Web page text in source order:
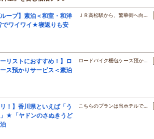
ループ】素泊＜和室・和洋
でワイワイ★寝返りも安
ＪＲ高松駅から、繁華街へ向…
リストにおすすめ！】ロ
ス預かりサービス＜素泊
ロードバイク梱包ケース預か…
！】香川県といえば「う
★「ヤドンのさぬきうど
こちらのプランは当ホテルで…